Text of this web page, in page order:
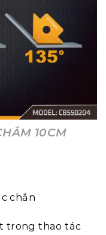
10CM
chắn
trong thao tác